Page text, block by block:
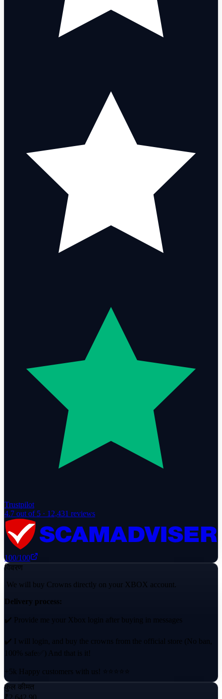
Trustpilot
4.7 out of 5 · 12,431 reviews
100/100
विवरण
We will buy Crowns directly on your XBOX account.
Delivery process:
✔️ Provide me your Xbox login after buying in messages
✔️ I will login, and buy the crowns from the official store (No ban,
100% safe✅) And that is it!
+5k Happy customers with us! ⭐⭐⭐⭐⭐
✔️ 24/7 Store, order any time!
कुल कीमत
₹2,642.90